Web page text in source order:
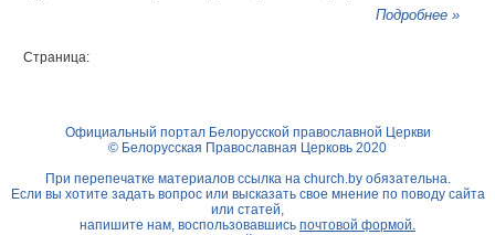
Подробнее »
Страница:
Официальный портал Белорусской православной Церкви
© Белорусская Православная Церковь 2020
При перепечатке материалов ссылка на church.byобязательна.
Если вы хотите задать вопрос или высказать свое мнение по поводу сайта
или статей,
напишите нам, воспользовавшись почтовой формой.